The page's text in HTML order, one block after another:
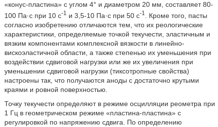
«конус-пластина» с углом 4° и диаметром 20 мм, составляет 80-
100 Па·с при 10 с-1 и 3,5-10 Па·с при 50 с-1
. Кроме того, пасты
согласно изобретению отличаются тем, что их реологические
характеристики, определяемые точкой текучести, эластичным и
вязким компонентами комплексной вязкости в линейно-
вискоэластичной области, а также степенью их уменьшения при
воздействии сдвиговой нагрузки или же их увеличения при
уменьшении сдвиговой нагрузки (тиксотропные свойства)
настроены так, что получаются аноды с достаточно крутыми
краями и ровной поверхностью.
Точку текучести определяют в режиме осцилляции реометра при
1 Гц в геометрическом режиме «пластина-пластина» с
регулировкой по напряжению сдвига. По определению